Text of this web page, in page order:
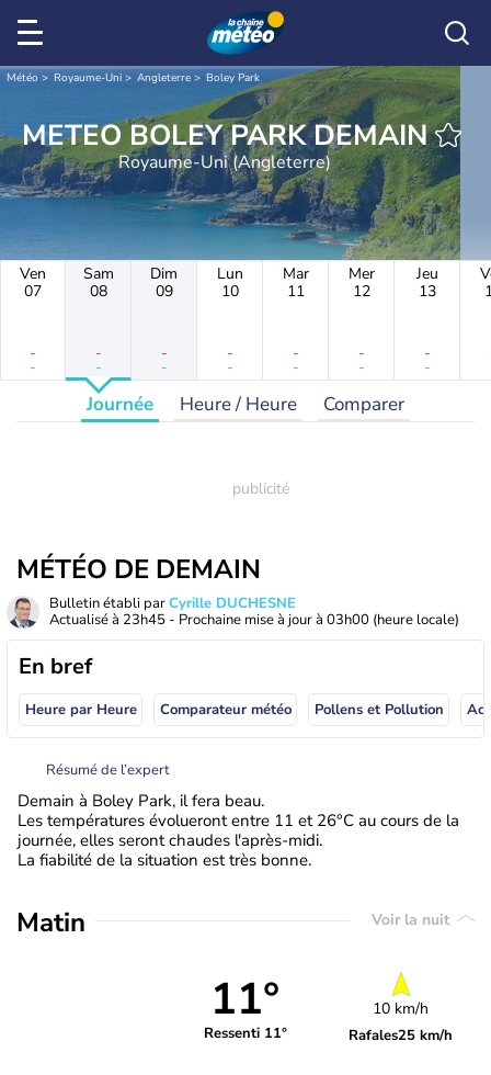
Météo Royaume-Uni Angleterre Boley Park
METEO BOLEY PARK DEMAIN
Royaume-Uni (Angleterre)
Ven
07
-
-
Sam
08
-
-
Dim
09
-
-
Lun
10
-
-
Mar
11
-
-
Mer
12
-
-
Jeu
13
-
-
Journée Heure / Heure Comparer
MÉTÉO DE DEMAIN
Bulletin établi parCyrille DUCHESNE
Actualisé à 23h45 - Prochaine mise à jour à 03h00 (heure locale)
En bref
Heure par Heure Comparateur météo Pollens et Pollution
Résumé de l’expert
Demain à Boley Park, il fera beau.
Les températures évolueront entre 11 et 26°C au cours de la
journée, elles seront chaudes l'après-midi.
La fiabilité de la situation est très bonne.
Matin Voir la nuit
11°
Ressenti 11°
10 km/h
Rafales25 km/h